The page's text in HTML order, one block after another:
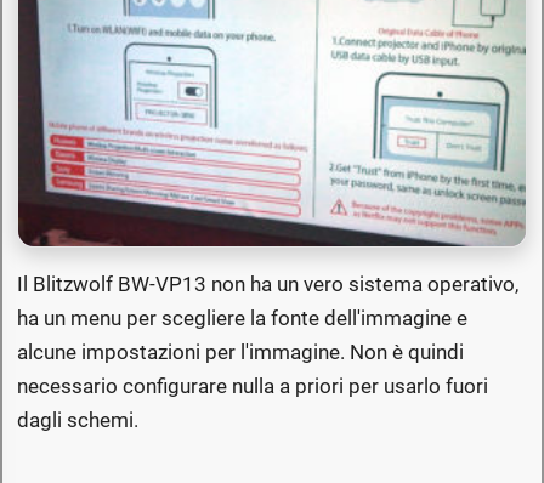
Il Blitzwolf BW-VP13 non ha un vero sistema operativo,
ha un menu per scegliere la fonte dell'immagine e
alcune impostazioni per l'immagine. Non è quindi
necessario configurare nulla a priori per usarlo fuori
dagli schemi.